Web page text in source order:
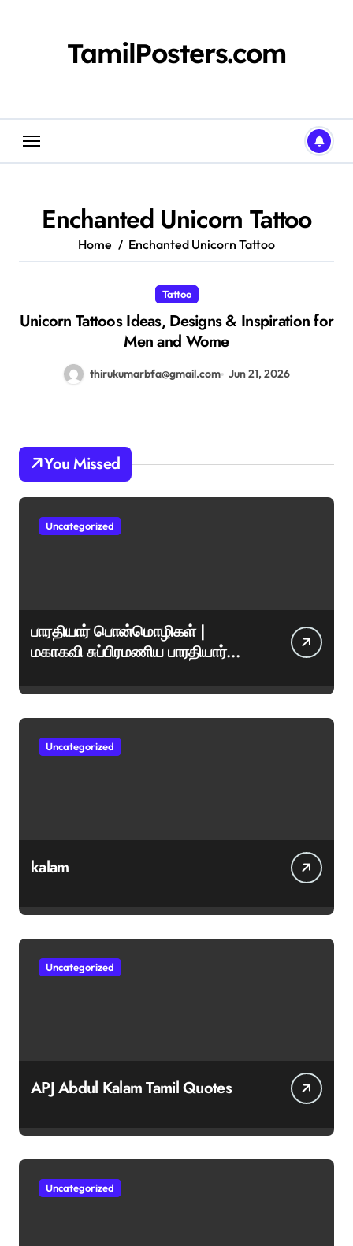
TamilPosters.com
Enchanted Unicorn Tattoo
Home Enchanted Unicorn Tattoo
Tattoo
Unicorn Tattoos Ideas, Designs & Inspiration for
Men and Wome
thirukumarbfa@gmail.com Jun 21, 2026
You Missed
Uncategorized
பாரதியார் பொன்மொழிகள் |
மகாகவி சுப்பிரமணிய பாரதியார்
ஊக்கமளிக்கும் வாசகங்கள்
Uncategorized
kalam
Uncategorized
APJ Abdul Kalam Tamil Quotes
Uncategorized